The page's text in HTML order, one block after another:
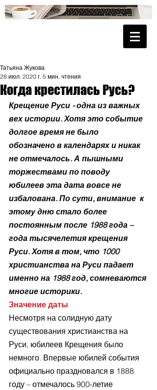
Когда крестилась Русь?
Татьяна Жукова
28 июл. 2020 г. 5 мин. чтения
Крещение Руси - одна из важных
вех истории. Хотя это событие
долгое время не было
обозначено в календарях и никак
не отмечалось. А пышными
торжествами по поводу
юбилеев эта дата вовсе не
избалована. По сути, внимание  к
этому дню стало более
постоянным после 1988 года –
года тысячелетия крещения
Руси. Хотя в том, что 1000
христианства на Руси падает
именно на 1988 год, сомневаются
многие историки.
Значение даты
Несмотря на солидную дату
существования христианства на
Руси, юбилеев Крещения было
немного. Впервые юбилей события
официально праздновался в 1888
году – отмечалось 900-летие